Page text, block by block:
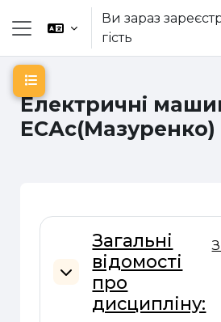
Перейти до головного вмісту
Бокова панель
Ви зараз
гість
Електричні
ЕСАс(Мазуренко)
Відкритий покажчик курсу
Схема розділу
Згорнути
Загальні
відомості
про
дисципліну: